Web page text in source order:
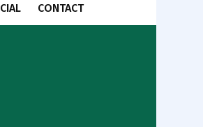
CONTACT